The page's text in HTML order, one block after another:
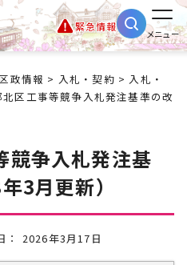
緊急情報
メニュー
政情報 > 入札・契約 > 入札・
区工事等競争入札発注基準の改
競争入札発注基
3月更新）
2026年3月17日